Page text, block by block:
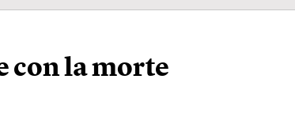
con la morte